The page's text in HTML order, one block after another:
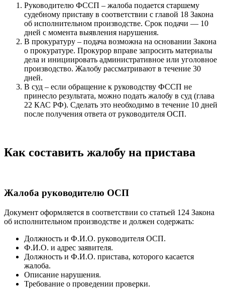
Руководителю ФССП – жалоба подается старшему
судебному приставу в соответствии с главой 18 Закона
об исполнительном производстве. Срок подачи — 10
дней с момента выявления нарушения.
В прокуратуру – подача возможна на основании Закона
о прокуратуре. Прокурор вправе запросить материалы
дела и инициировать административное или уголовное
производство. Жалобу рассматривают в течение 30
дней.
В суд – если обращение к руководству ФССП не
принесло результата, можно подать жалобу в суд (глава
22 КАС РФ). Сделать это необходимо в течение 10 дней
после получения ответа от руководителя ОСП.
Как составить жалобу на пристава
Жалоба руководителю ОСП
Документ оформляется в соответствии со статьей 124 Закона
об исполнительном производстве и должен содержать:
Должность и Ф.И.О. руководителя ОСП.
Ф.И.О. и адрес заявителя.
Должность и Ф.И.О. пристава, которого касается
жалоба.
Описание нарушения.
Требование о проведении проверки.